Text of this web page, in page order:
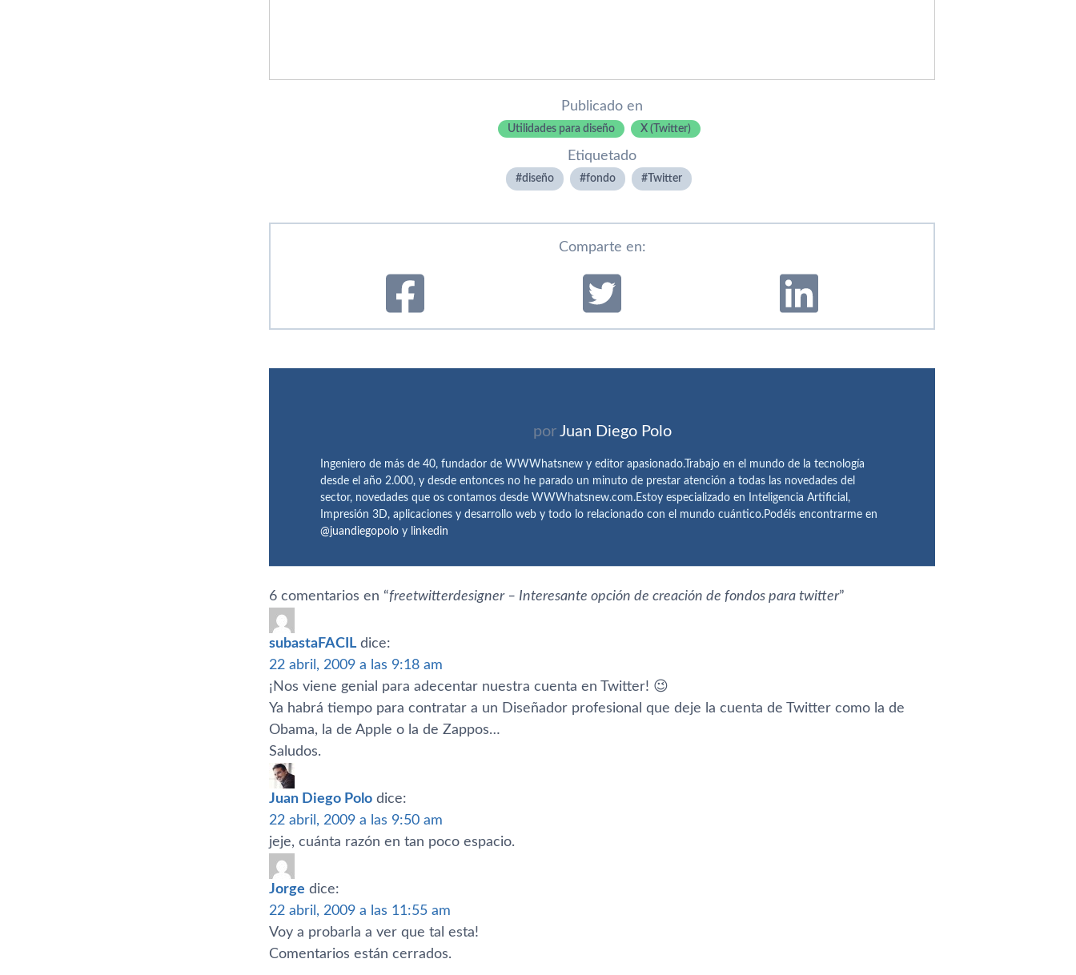
Publicado en
Utilidades para diseño X (Twitter)
Etiquetado
diseño fondo Twitter
Comparte en:
por Juan Diego Polo
Ingeniero de más de 40, fundador de WWWhatsnew y editor apasionado.Trabajo en el mundo de la tecnología
desde el año 2.000, y desde entonces no he parado un minuto de prestar atención a todas las novedades del
sector, novedades que os contamos desde WWWhatsnew.com.Estoy especializado en Inteligencia Artificial,
Impresión 3D, aplicaciones y desarrollo web y todo lo relacionado con el mundo cuántico.Podéis encontrarme en
@juandiegopolo y linkedin
6 comentarios en “freetwitterdesigner – Interesante opción de creación de fondos para twitter”
subastaFACIL dice:
22 abril, 2009 a las 9:18 am
¡Nos viene genial para adecentar nuestra cuenta en Twitter! 😉
Ya habrá tiempo para contratar a un Diseñador profesional que deje la cuenta de Twitter como la de
Obama, la de Apple o la de Zappos…
Saludos.
Juan Diego Polo dice:
22 abril, 2009 a las 9:50 am
jeje, cuánta razón en tan poco espacio.
Jorge dice:
22 abril, 2009 a las 11:55 am
Voy a probarla a ver que tal esta!
Comentarios están cerrados.